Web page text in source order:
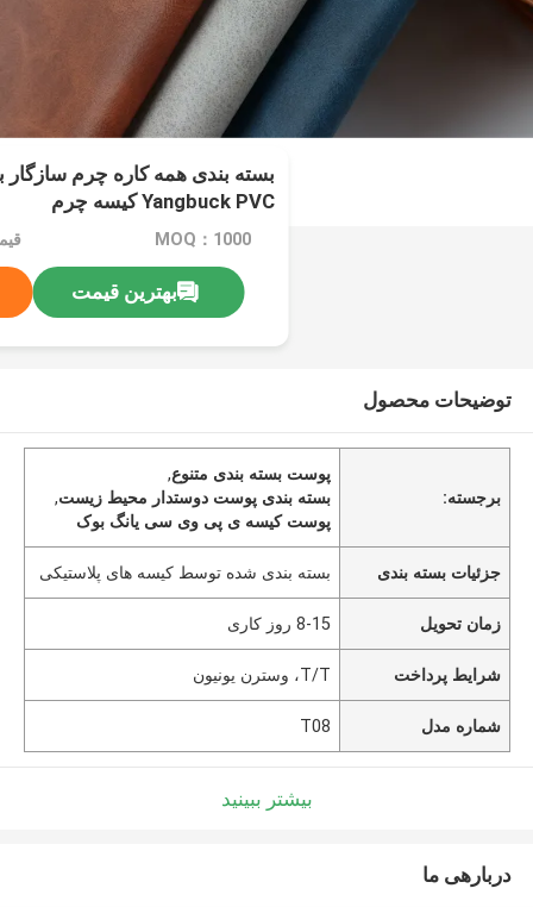
بسته بندی همه کاره چرم
Yangbuck PVC کیسه چرم
MOQ：1000
بهترین قیمت
توضیحات محصول
برجسته:
پوست بسته بندی متنوع,
بسته بندی پوست دوستدار محیط زیست,
پوست کیسه ی پی وی سی یانگ بوک
جزئیات بسته بندی بسته بندی شده توسط کیسه های پلاستیکی
زمان تحویل 8-15 روز کاری
شرایط پرداخت T/T، وسترن یونیون
شماره مدل T08
بیشتر ببینید
دربارهی ما